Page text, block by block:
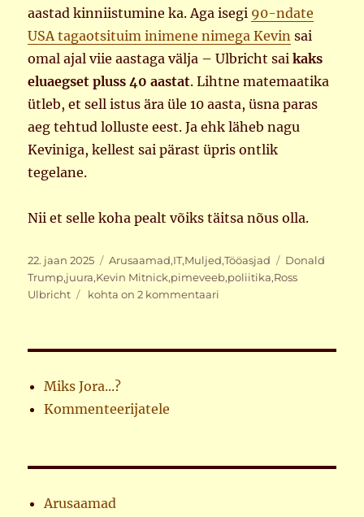
aastad kinniistumine ka. Aga isegi 90-ndate
USA tagaotsituim inimene nimega Kevin sai
omal ajal viie aastaga välja – Ulbricht saikaks
eluaegset pluss 40 aastat. Lihtne matemaatika
ütleb, et sell istus ära üle 10 aasta, üsna paras
aeg tehtud lolluste eest. Ja ehk läheb nagu
Keviniga, kellest sai pärast üpris ontlik
tegelane.
Nii et selle koha pealt võiks täitsa nõus olla.
Postitatud
22. jaan 2025 Rubriigid
Arusaamad,IT,Muljed,Tööasjad Sildid
Donald
Trump,juura,Kevin Mitnick,pimeveeb,poliitika,Ross
Ulbricht
Ühest
kohta on 2 kommentaari
Miks Jora...?
Kommenteerijatele
Arusaamad